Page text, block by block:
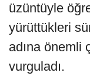
üzüntüyle
yürüttükleri
adına önemli
vurguladı.